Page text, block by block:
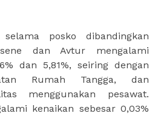
posko dibandingkan
dan Avtur mengalami
dan 5,81%, seiring dengan
Rumah Tangga, dan
menggunakan pesawat.
kenaikan sebesar 0,03%